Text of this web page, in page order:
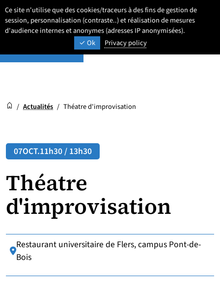
Ce site n'utilise que des cookies/traceurs à des fins de gestion de
session, personnalisation (contraste..) et réalisation de mesures
d'audience internes et anonymes (adresses IP anonymisées).
Ok
Privacy policy
Aller
au
contenu
Aller
au
menu
Aller
au
pied
page
Newsroom
ACTUALITÉS ET AGENDA Paramétrage
Newsroom
Accueil
/ Actualités / Théatre d'improvisation
Théatre
d'improvisation
07OCT.11h30 / 13h30
Restaurant universitaire de Flers, campus Pont-de-
Bois